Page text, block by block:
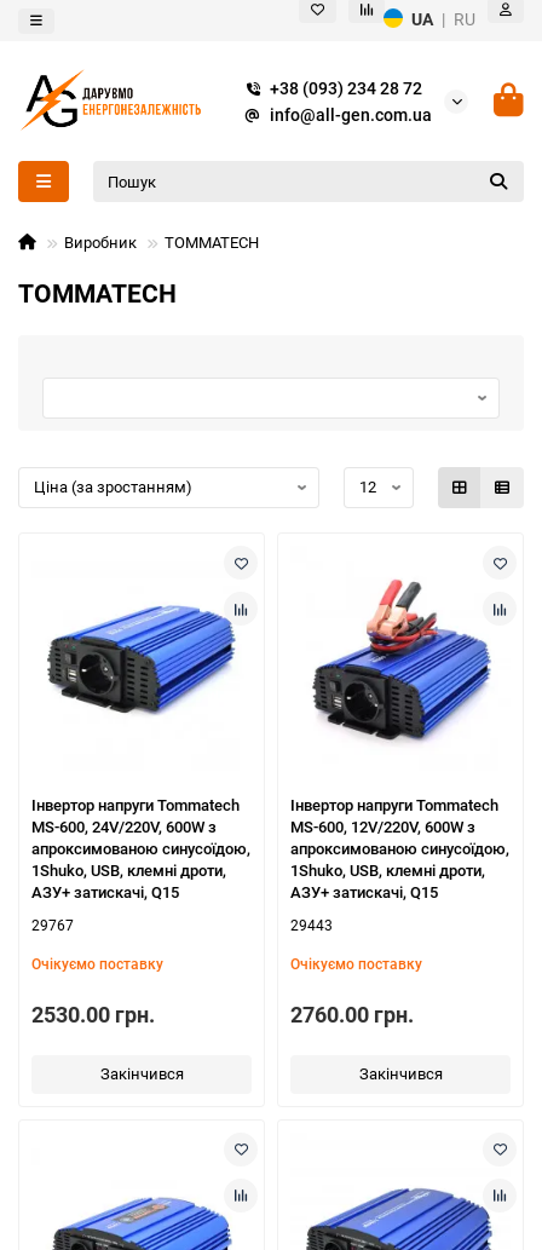
UA | RU
+38 (093) 234 28 72
info@all-gen.com.ua
Виробник TOMMATECH
TOMMATECH
Інвертор напруги Tommatech
MS-600, 24V/220V, 600W з
апроксимованою синусоїдою,
1Shuko, USB, клемні дроти,
АЗУ+ затискачі, Q15
29767
Очікуємо поставку
2530.00 грн.
Закінчився
Інвертор напруги Tommatech
MS-600, 12V/220V, 600W з
апроксимованою синусоїдою,
1Shuko, USB, клемні дроти,
АЗУ+ затискачі, Q15
29443
Очікуємо поставку
2760.00 грн.
Закінчився